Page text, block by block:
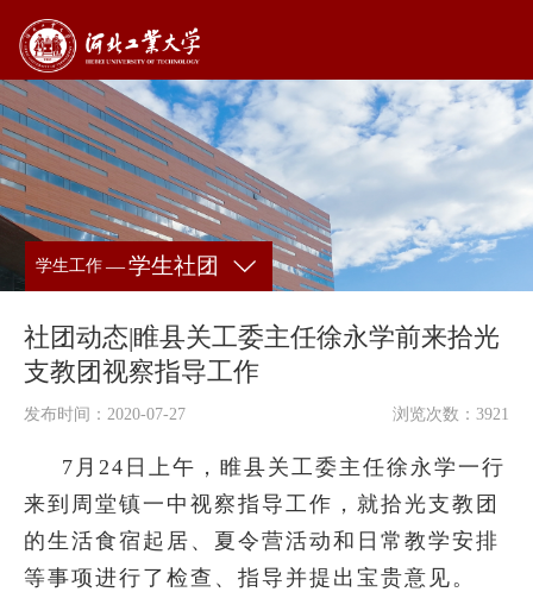
学生工作—学生社团
社团动态|睢县关工委主任徐永学前来拾光
支教团视察指导工作
发布时间：2020-07-27 浏览次数： 3921
7月24日上午，睢县关工委主任徐永学一行
来到周堂镇一中视察指导工作，就拾光支教团
的生活食宿起居、夏令营活动和日常教学安排
等事项进行了检查、指导并提出宝贵意见。